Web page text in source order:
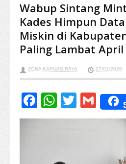
Wabup Sintang
Kades Himpun
Miskin di
Paling Lambat April
ZONA KAPUAS RAYA 27/01/2026
FacebookTwitter